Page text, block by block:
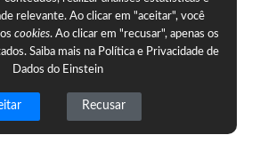
relevante. Ao clicar em "aceitar", você
oscookies. Ao clicar em "recusar", apenas os
Saiba mais na Política e Privacidade de
Dados do Einstein
Recusar